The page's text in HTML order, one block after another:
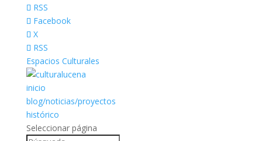
RSS
Facebook
X
RSS
Espacios Culturales
inicio
blog/noticias/proyectos
histórico
Seleccionar página